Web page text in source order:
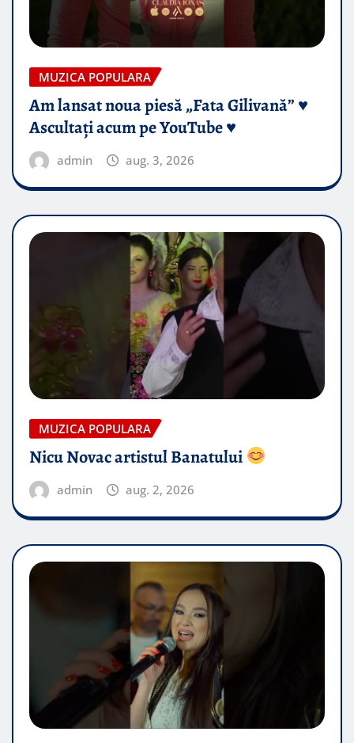
MUZICA POPULARA
Am lansat noua piesă „Fata Gilivană” ♥️
Ascultați acum pe YouTube ♥️
admin aug. 3, 2026
MUZICA POPULARA
Nicu Novac artistul Banatului
admin aug. 2, 2026